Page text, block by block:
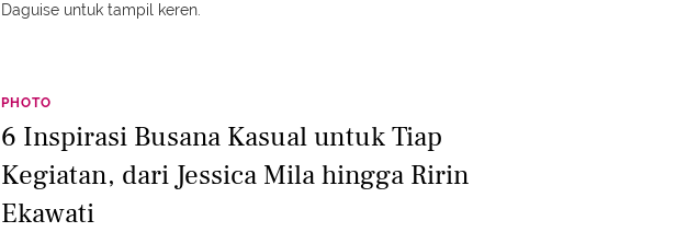
Daguise untuk tampil keren.
PHOTO
6 Inspirasi Busana Kasual untuk Tiap
Kegiatan, dari Jessica Mila hingga Ririn
Ekawati